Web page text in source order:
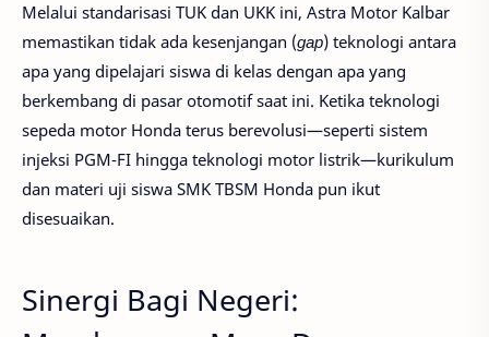
Melalui standarisasi TUK dan UKK ini, Astra Motor Kalbar
memastikan tidak ada kesenjangan (gap) teknologi antara
apa yang dipelajari siswa di kelas dengan apa yang
berkembang di pasar otomotif saat ini. Ketika teknologi
sepeda motor Honda terus berevolusi—seperti sistem
injeksi PGM-FI hingga teknologi motor listrik—kurikulum
dan materi uji siswa SMK TBSM Honda pun ikut
disesuaikan.
Sinergi Bagi Negeri: